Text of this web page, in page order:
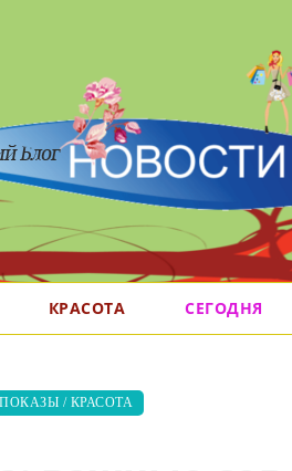
КРАСОТА СЕГОДНЯ
ПОКАЗЫ / КРАСОТА